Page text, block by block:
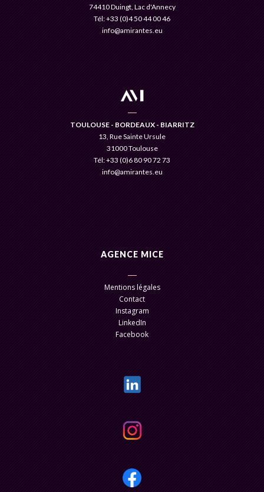
74410 Duingt, Lac d'Annecy
Tél: +33 (0)4 50 44 00 46
info@amirantes.eu
TOULOUSE - BORDEAUX - BIARRITZ
13, Rue Sainte Ursule
31000 Toulouse
Tél: +33 (0)6 80 90 72 73
info@amirantes.eu
AGENCE MICE
Mentions légales
Contact
Instagram
LinkedIn
Facebook